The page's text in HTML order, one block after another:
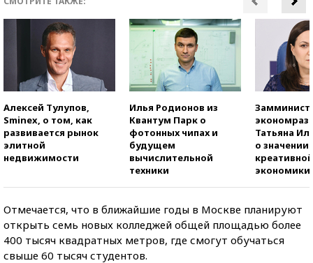
Алексей Тулупов,
Sminex, о том, как
развивается рынок
элитной
недвижимости
Илья Родионов из
Квантум Парк о
фотонных чипах и
будущем
вычислительной
техники
Татьяна
о значении
креативной
экономики
Отмечается, что в ближайшие годы в Москве планируют
открыть семь новых колледжей общей площадью более
400 тысяч квадратных метров, где смогут обучаться
свыше 60 тысяч студентов.